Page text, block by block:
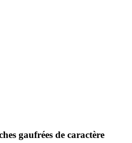
gaufrées de caractère